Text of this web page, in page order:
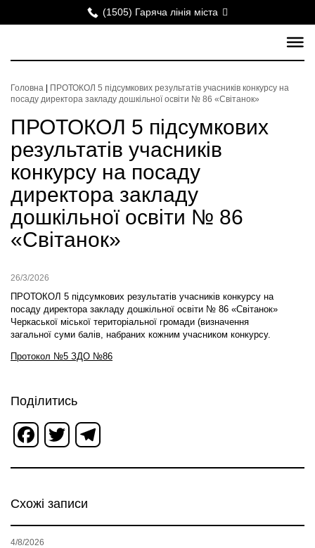
(1505) Гаряча лінія міста
Головна
ПРОТОКОЛ 5 підсумкових результатів учасників конкурсу на
посаду директора закладу дошкільної освіти № 86 «Світанок»
ПРОТОКОЛ 5 підсумкових
результатів учасників
конкурсу на посаду
директора закладу
дошкільної освіти № 86
«Світанок»
26/3/2026
ПРОТОКОЛ 5 підсумкових результатів учасників конкурсу на
посаду директора закладу дошкільної освіти № 86 «Світанок»
Черкаської міської територіальної громади (визначення
загальної суми балів, набраних кожним учасником конкурсу.
Протокол №5 ЗДО №86
Поділитись
Facebook
Twitter
Схожі записи
4/8/2026